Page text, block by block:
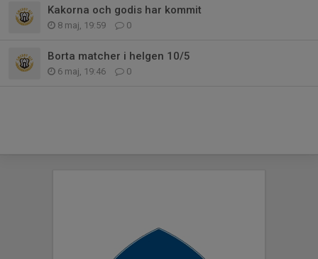
Kakorna och godis har kommit
8 maj, 19:59 0
Borta matcher i helgen 10/5
6 maj, 19:46 0